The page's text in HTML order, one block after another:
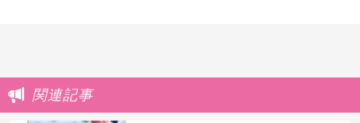
関連記事